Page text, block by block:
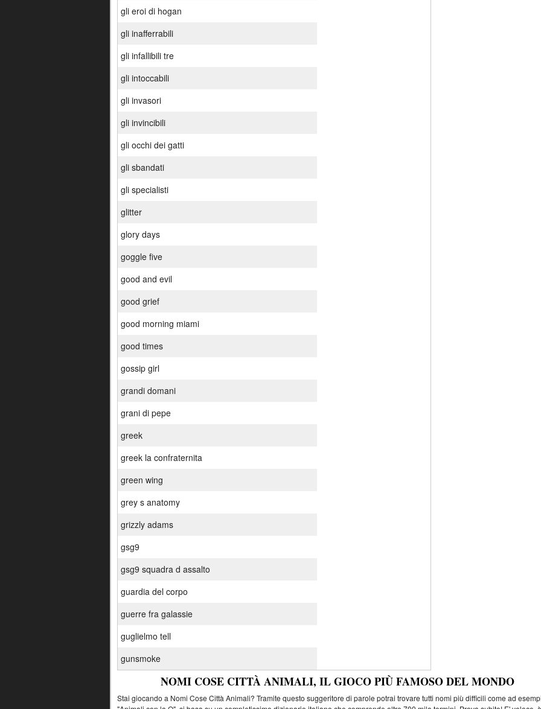
gli eroi di hogan
gli inafferrabili
gli infallibili tre
gli intoccabili
gli invasori
gli invincibili
gli occhi dei gatti
gli sbandati
gli specialisti
glitter
glory days
goggle five
good and evil
good grief
good morning miami
good times
gossip girl
grandi domani
grani di pepe
greek
greek la confraternita
green wing
grey s anatomy
grizzly adams
gsg9
gsg9 squadra d assalto
guardia del corpo
guerre fra galassie
guglielmo tell
gunsmoke
NOMI COSE CITTÀ ANIMALI, IL GIOCO PIÙ FAMOSO DEL MONDO
Stai giocando a Nomi Cose Città Animali? Tramite questo suggeritore di parole potrai trovare tutti nomi più difficili come ad